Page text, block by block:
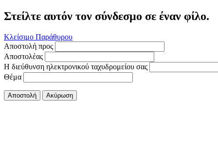
Στείλτε αυτόν τον σύνδεσμο σε έναν φίλο.
Κλείσιμο Παράθυρου
Αποστολή προς
Αποστολέας
Η διεύθυνση ηλεκτρονικού ταχυδρομείου σας
Θέμα
Αποστολή Ακύρωση